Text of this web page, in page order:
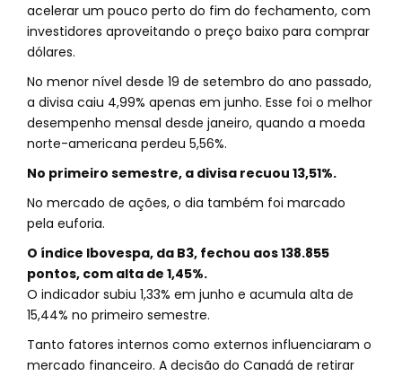
acelerar um pouco perto do fim do fechamento, com
investidores aproveitando o preço baixo para comprar
dólares.
No menor nível desde 19 de setembro do ano passado,
a divisa caiu 4,99% apenas em junho. Esse foi o melhor
desempenho mensal desde janeiro, quando a moeda
norte-americana perdeu 5,56%.
No primeiro semestre, a divisa recuou 13,51%.
No mercado de ações, o dia também foi marcado
pela euforia.
O índice Ibovespa, da B3, fechou aos 138.855
pontos, com alta de 1,45%.
O indicador subiu 1,33% em junho e acumula alta de
15,44% no primeiro semestre.
Tanto fatores internos como externos influenciaram o
mercado financeiro. A decisão do Canadá de retirar